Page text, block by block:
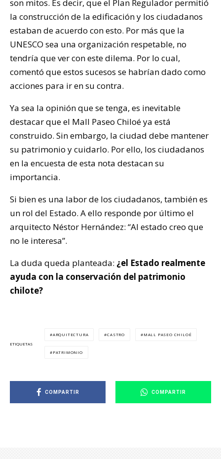
son mitos. Es decir, que el Plan Regulador permitió
la construcción de la edificación y los ciudadanos
estaban de acuerdo con esto. Por más que la
UNESCO sea una organización respetable, no
tendría que ver con este dilema. Por lo cual,
comentó que estos sucesos se habrían dado como
acciones para ir en su contra.
Ya sea la opinión que se tenga, es inevitable
destacar que el Mall Paseo Chiloé ya está
construido. Sin embargo, la ciudad debe mantener
su patrimonio y cuidarlo. Por ello, los ciudadanos
en la encuesta de esta nota destacan su
importancia.
Si bien es una labor de los ciudadanos, también es
un rol del Estado. A ello responde por último el
arquitecto Néstor Hernández: “Al estado creo que
no le interesa”.
La duda queda planteada: ¿el Estado realmente
ayuda con la conservación del patrimonio
chilote?
ETIQUETAS
ARQUITECTURA CASTRO MALL PASEO CHILOÉ
PATRIMONIO
COMPARTIR COMPARTIR